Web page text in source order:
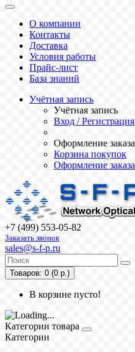
О компании
Контакты
Доставка
Условия работы
Прайс-лист
База знаний
Учётная запись
Учётная запись
Вход / Регистрация
Оформление заказа
Корзина покупок
Оформление заказа
+7 (499) 553-05-82
Заказать звонок
sales@s-f-p.ru
Товаров: 0 (0 р.)
В корзине пусто!
Категории товара
Категории